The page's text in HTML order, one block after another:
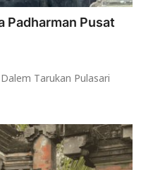
Padharman Pusat
Tarukan Pulasari